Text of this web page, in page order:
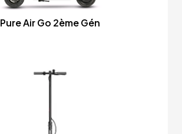
Pure Air Go 2ème Gén